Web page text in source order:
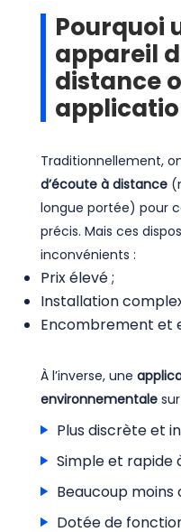
Pourquoi
appareil
distance
Traditionnellement,
d’écoute à distance
longue portée) pour
précis. Mais ces
inconvénients :
Prix élevé ;
Installation
Encombrement et
À l’inverse, une
environnementale
Plus discrète et
Simple et rapide
Beaucoup moins
Dotée de